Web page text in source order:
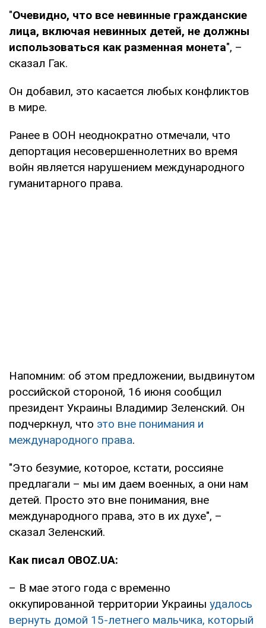
"Очевидно, что все невинные гражданские
лица, включая невинных детей, не должны
использоваться как разменная монета", –
сказал Гак.
Он добавил, это касается любых конфликтов
в мире.
Ранее в ООН неоднократно отмечали, что
депортация несовершеннолетних во время
войн является нарушением международного
гуманитарного права.
Напомним: об этом предложении, выдвинутом
российской стороной, 16 июня сообщил
президент Украины Владимир Зеленский. Он
подчеркнул, что это вне понимания и
международного права.
"Это безумие, которое, кстати, россияне
предлагали – мы им даем военных, а они нам
детей. Просто это вне понимания, вне
международного права, это в их духе", –
сказал Зеленский.
Как писал OBOZ.UA:
– В мае этого года с временно
оккупированной территории Украины удалось
вернуть домой 15-летнего мальчика, который